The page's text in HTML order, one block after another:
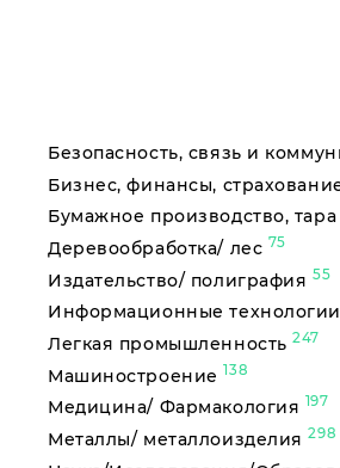
Безопасность, связь и
Бизнес, финансы,
Бумажное производство, тара
Деревообработка/ лес 75
Издательство/ полиграфия 55
Информационные
Легкая промышленность247
Машиностроение 138
Медицина/ Фармакология 197
Металлы/ металлоизделия298